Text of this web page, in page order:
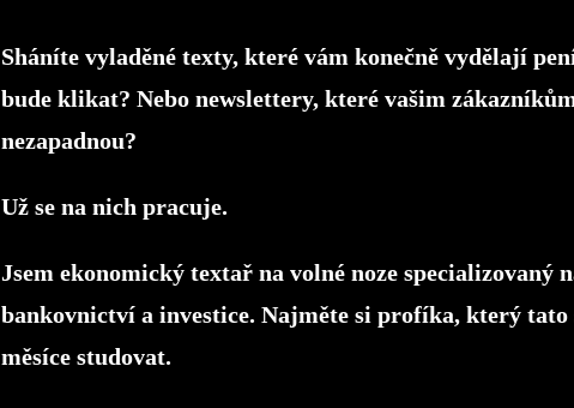
Sháníte vyladěné texty, které vám konečně vydělají
bude klikat? Nebo newslettery, které vašim
nezapadnou?
Už se na nich pracuje.
Jsem ekonomický textař na volné noze specializovaný
bankovnictví a investice. Najměte si profíka, který tato
měsíce studovat.